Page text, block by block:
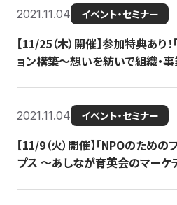
2021.11.04 イベント・セミナー
【11/25（木）開催】参加特典あり
ョン構築〜想いを紡いで組織・
2021.11.04 イベント・セミナー
【11/9（火）開催】「NPOのための
プス 〜あしなが育英会のマーケ